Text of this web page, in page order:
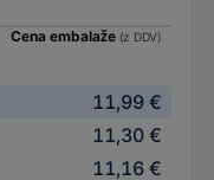
Cena embalaže (z DDV)
11,99 €
11,30 €
11,16 €